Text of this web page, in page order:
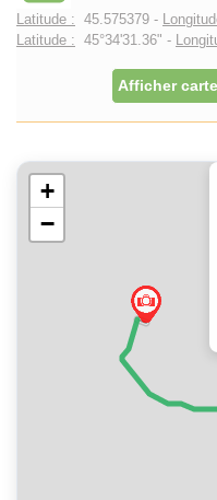
Latitude : 45.575379 -
Latitude : 45°34'31.36" -
Afficher
+
−